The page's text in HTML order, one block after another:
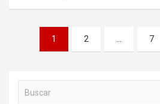
Paginación
1 2 … 7